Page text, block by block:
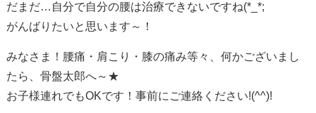
だまだ…自分で自分の腰は治療できないですね(*_*;
がんばりたいと思います～！
みなさま！腰痛・肩こり・膝の痛み等々、何かございまし
たら、骨盤太郎へ～★
お子様連れでもOKです！事前にご連絡ください!(^^)!